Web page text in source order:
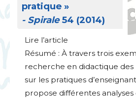
pratique »
- Spirale54 (2014)
Lire l’article
Résumé : À travers trois
recherche en didactique
sur les pratiques
propose différentes analyses